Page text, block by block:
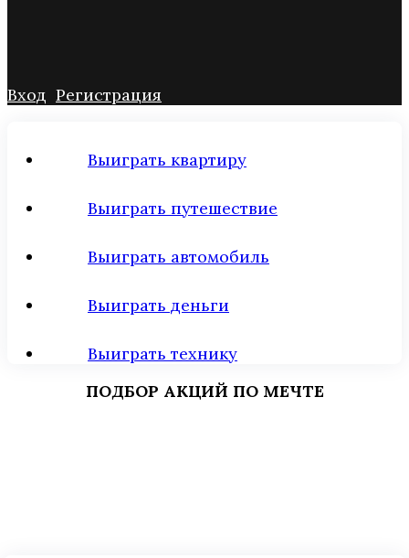
Вход Регистрация
Выиграть квартиру
Выиграть путешествие
Выиграть автомобиль
Выиграть деньги
Выиграть технику
ПОДБОР АКЦИЙ ПО МЕЧТЕ